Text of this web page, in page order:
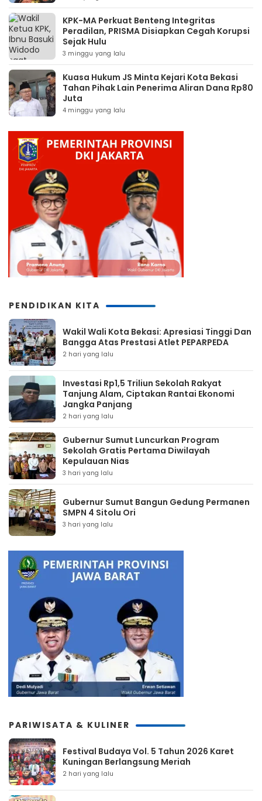
KPK-MA Perkuat Benteng Integritas
Peradilan, PRISMA Disiapkan Cegah Korupsi
Sejak Hulu
3 minggu yang lalu
Kuasa Hukum JS Minta Kejari Kota Bekasi
Tahan Pihak Lain Penerima Aliran Dana Rp80
Juta
4 minggu yang lalu
PENDIDIKAN KITA
Wakil Wali Kota Bekasi: Apresiasi Tinggi Dan
Bangga Atas Prestasi Atlet PEPARPEDA
2 hari yang lalu
Investasi Rp1,5 Triliun Sekolah Rakyat
Tanjung Alam, Ciptakan Rantai Ekonomi
Jangka Panjang
2 hari yang lalu
Gubernur Sumut Luncurkan Program
Sekolah Gratis Pertama Diwilayah
Kepulauan Nias
3 hari yang lalu
Gubernur Sumut Bangun Gedung Permanen
SMPN 4 Sitolu Ori
3 hari yang lalu
PARIWISATA & KULINER
Festival Budaya Vol. 5 Tahun 2026 Karet
Kuningan Berlangsung Meriah
2 hari yang lalu